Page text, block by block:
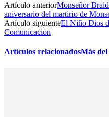
Artículo anteriorMonseñor
aniversario del martirio de
Artículo siguienteEl Niño Dios
Comunicacion
Artículos relacionadosMás